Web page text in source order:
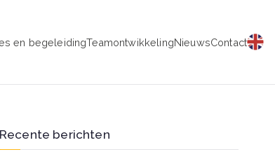
en begeleidingTeamontwikkelingNieuwsContact
Recente berichten